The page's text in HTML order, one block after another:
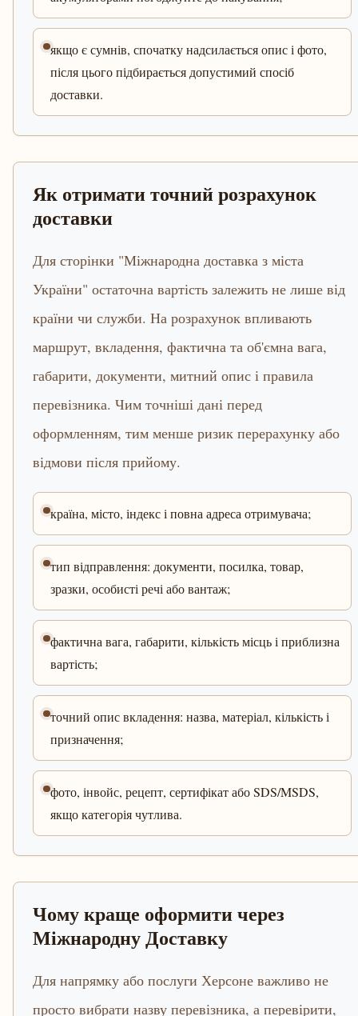
якщо є сумнів, спочатку надсилається опис і фото,
після цього підбирається допустимий спосіб
доставки.
Як отримати точний розрахунок
доставки
Для сторінки "Міжнародна доставка з міста
України" остаточна вартість залежить не лише від
країни чи служби. На розрахунок впливають
маршрут, вкладення, фактична та об'ємна вага,
габарити, документи, митний опис і правила
перевізника. Чим точніші дані перед
оформленням, тим менше ризик перерахунку або
відмови після прийому.
країна, місто, індекс і повна адреса отримувача;
тип відправлення: документи, посилка, товар,
зразки, особисті речі або вантаж;
фактична вага, габарити, кількість місць і приблизна
вартість;
точний опис вкладення: назва, матеріал, кількість і
призначення;
фото, інвойс, рецепт, сертифікат або SDS/MSDS,
якщо категорія чутлива.
Чому краще оформити через
Міжнародну Доставку
Для напрямку або послуги Херсоне важливо не
просто вибрати назву перевізника, а перевірити,